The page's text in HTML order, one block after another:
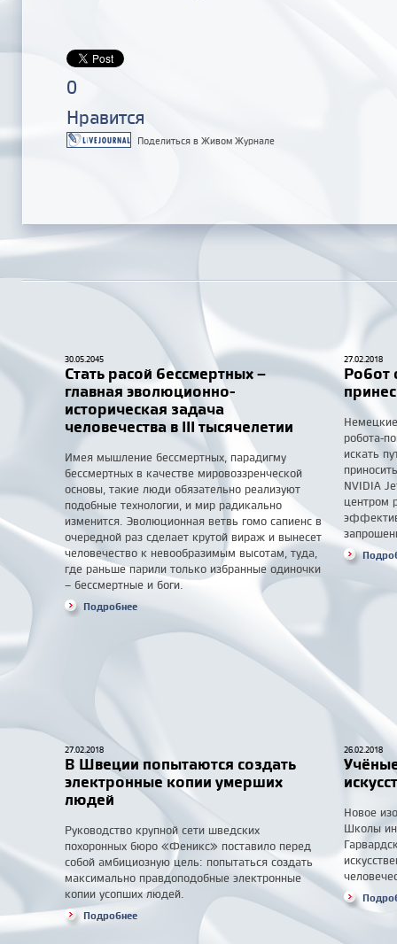
0
Нравится
Поделиться в Живом Журнале
30.05.2045
Стать расой бессмертных –
главная эволюционно-
историческая задача
человечества в III тысячелетии
Имея мышление бессмертных, парадигму
бессмертных в качестве мировоззренческой
основы, такие люди обязательно реализуют
подобные технологии, и мир радикально
изменится. Эволюционная ветвь гомо сапиенс в
очередной раз сделает крутой вираж и вынесет
человечество к невообразимым высотам, туда,
где раньше парили только избранные одиночки
– бессмертные и боги.
Подробнее
27.02.2018
Робот
робота-
искать
NVIDIA
центром
27.02.2018
В Швеции попытаются создать
электронные копии умерших
людей
Руководство крупной сети шведских
похоронных бюро «Феникс» поставило перед
собой амбициозную цель: попытаться создать
максимально правдоподобные электронные
копии усопших людей.
Подробнее
26.02.2018
Новое
Школы